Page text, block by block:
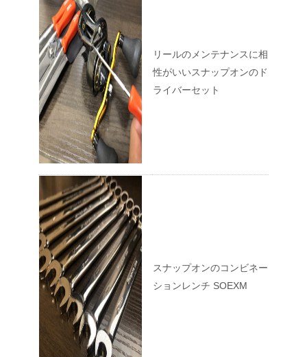
リールのメンテナンスに相
性がいいスナップオンのド
ライバーセット
スナップオンのコンビネー
ションレンチ SOEXM